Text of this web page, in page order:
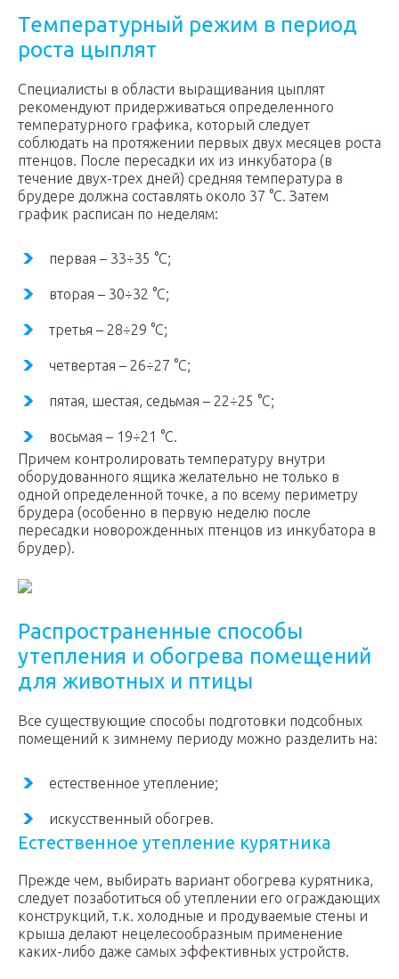
Температурный режим в период
роста цыплят
Специалисты в области выращивания цыплят
рекомендуют придерживаться определенного
температурного графика, который следует
соблюдать на протяжении первых двух месяцев роста
птенцов. После пересадки их из инкубатора (в
течение двух-трех дней) средняя температура в
брудере должна составлять около 37 °C. Затем
график расписан по неделям:
первая – 33÷35 °C;
вторая – 30÷32 °C;
третья – 28÷29 °C;
четвертая – 26÷27 °C;
пятая, шестая, седьмая – 22÷25 °C;
восьмая – 19÷21 °C.
Причем контролировать температуру внутри
оборудованного ящика желательно не только в
одной определенной точке, а по всему периметру
брудера (особенно в первую неделю после
пересадки новорожденных птенцов из инкубатора в
брудер).
Распространенные способы
утепления и обогрева помещений
для животных и птицы
Все существующие способы подготовки подсобных
помещений к зимнему периоду можно разделить на:
естественное утепление;
искусственный обогрев.
Естественное утепление курятника
Прежде чем, выбирать вариант обогрева курятника,
следует позаботиться об утеплении его ограждающих
конструкций, т.к. холодные и продуваемые стены и
крыша делают нецелесообразным применение
каких-либо даже самых эффективных устройств.